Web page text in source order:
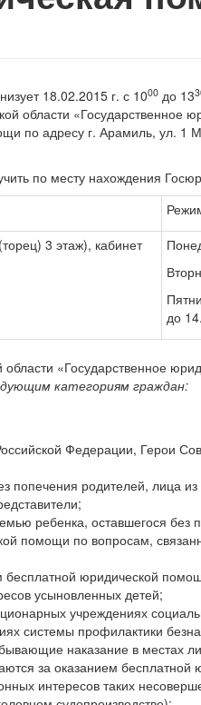
18.02.2015 г. с 1000 до 13
области «Государственное
по адресу г. Арамиль, ул. 1
по месту нахождения
3 этаж), кабинет
до
«Государственное
категориям граждан:
Федерации, Герои
попечения родителей, лица
ребенка, оставшегося без
помощи по вопросам,
юридической
усыновленных детей;
учреждениях
системы профилактики
наказание в местах
за оказанием
интересов таких